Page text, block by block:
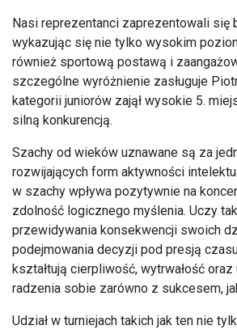
Nasi reprezentanci zaprezentowali się
wykazując się nie tylko wysokim
również sportową postawą i
szczególne wyróżnienie zasługuje
kategorii juniorów zajął wysokie 5.
silną konkurencją.
Szachy od wieków uznawane są za
rozwijających form aktywności
w szachy wpływa pozytywnie na
zdolność logicznego myślenia. Uczy
przewidywania konsekwencji swoich
podejmowania decyzji pod presją
kształtują cierpliwość, wytrwałość
radzenia sobie zarówno z sukcesem,
Udział w turniejach takich jak ten nie